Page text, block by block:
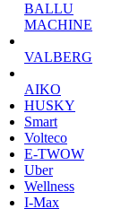
BALLU
MACHINE
VALBERG
AIKO
HUSKY
Smart
Volteco
E-TWOW
Uber
Wellness
I-Max